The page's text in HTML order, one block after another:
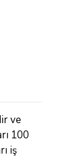
ve
100
iş